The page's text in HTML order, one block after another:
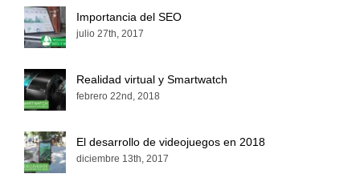
Importancia del SEO
julio 27th, 2017
Realidad virtual y Smartwatch
febrero 22nd, 2018
El desarrollo de videojuegos en 2018
diciembre 13th, 2017